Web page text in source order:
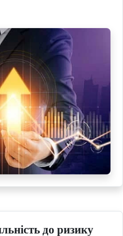
до ризику